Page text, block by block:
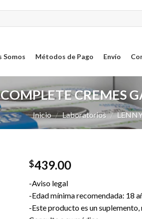
Somos Métodos de Pago Envío
CREMES
Inicio / Laboratorios /
$439.00
-Aviso legal
-Edad mínima recomendada: 18
-Este producto es un suplemento,